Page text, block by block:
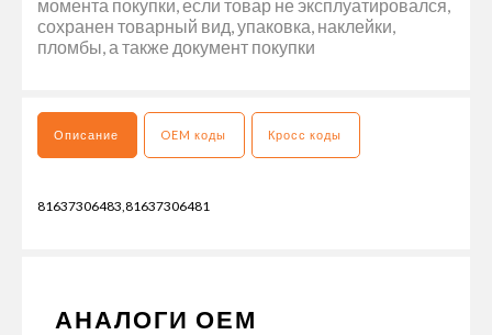
момента покупки, если товар не эксплуатировался,
сохранен товарный вид, упаковка, наклейки,
пломбы, а также документ покупки
Описание OEM коды Кросс коды
81637306483,81637306481
АНАЛОГИ ОЕМ